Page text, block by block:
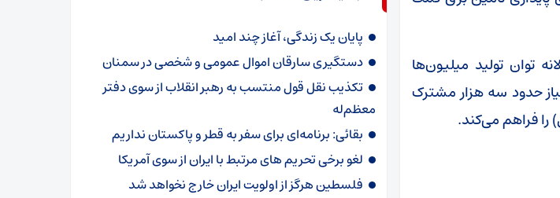
توان تولید میلیون‌ها
حدود سه هزار مشترک
پایان یک زندگی، آغاز چند امید
دستگیری سارقان اموال عمومی و شخصی در سمنان
تکذیب نقل قول منتسب به رهبر انقلاب از سوی دفتر
معظم‌له
بقائی: برنامه‌ای برای سفر به قطر و پاکستان نداریم
لغو برخی تحریم های مرتبط با ایران از سوی آمریکا
فلسطین هرگز از اولویت ایران خارج نخواهد شد